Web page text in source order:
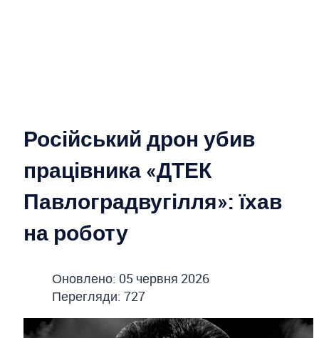
Російський дрон убив
працівника «ДТЕК
Павлоградвугілля»: їхав
на роботу
Оновлено: 05 червня 2026
Перегляди: 727